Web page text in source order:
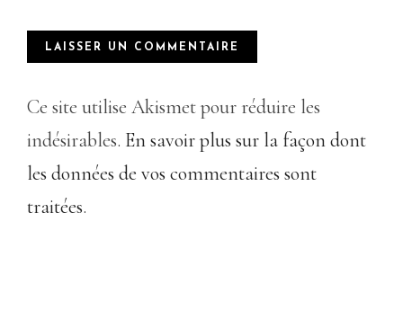
Ce site utilise Akismet pour réduire les
indésirables. En savoir plus sur la façon dont
les données de vos commentaires sont
traitées.